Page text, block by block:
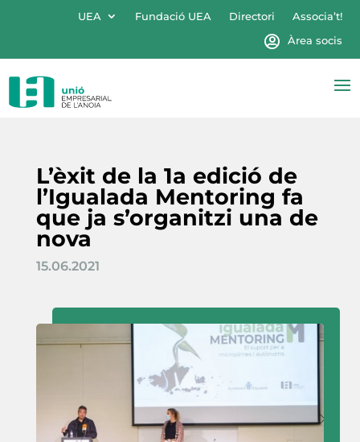
UEA Fundació UEA Directori
Associa’t!
Àrea socis
L’èxit de la 1a edició de
l’Igualada Mentoring fa
que ja s’organitzi una de
nova
15.06.2021